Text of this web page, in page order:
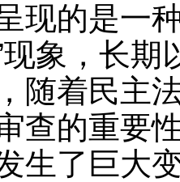
现的是一
现象，长期
随着民主
查的重要
生了巨大